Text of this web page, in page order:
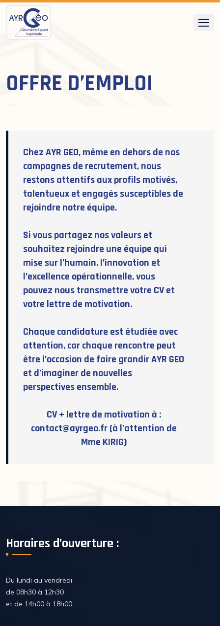
Skip
content
OFFRE D’EMPLOI
ChezAYR GEO, même en dehors de nos
campagnes de recrutement, nous
restons attentifs aux profils motivés,
talentueux et engagés susceptibles de
rejoindre notre équipe.
Si vous partagez nos valeurs et
souhaitez rejoindre une équipe qui
mise sur l’humain, l’innovation et
l’excellence opérationnelle, vous
pouvez nous transmettre votre CVet
votre lettre de motivation.
Chaque candidature est étudiée avec
attention, car chaque rencontre peut
être l’occasion de faire grandir AYR GEO
et d’imaginer de nouvelles
perspectives ensemble.
CV + lettre de motivation à :
contact@ayrgeo.fr(à l’attention de
Mme KIRIG)
Horaires d’ouverture :
Du lundi au vendredi
de 08h30 à 12h30
et de 14h00 à 18h00